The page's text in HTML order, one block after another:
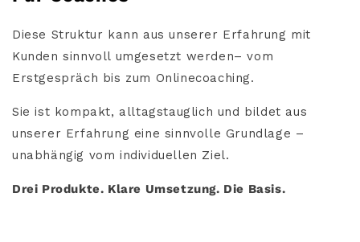
Diese Struktur kann aus unserer Erfahrung mit
Kunden sinnvoll umgesetzt werden– vom
Erstgespräch bis zum Onlinecoaching.
Sie ist kompakt, alltagstauglich und bildet aus
unserer Erfahrung eine sinnvolle Grundlage –
unabhängig vom individuellen Ziel.
Drei Produkte. Klare Umsetzung. Die Basis.